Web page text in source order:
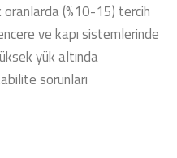
oranlarda (%10-15) tercih
ve kapı sistemlerinde
yük altında
sorunları